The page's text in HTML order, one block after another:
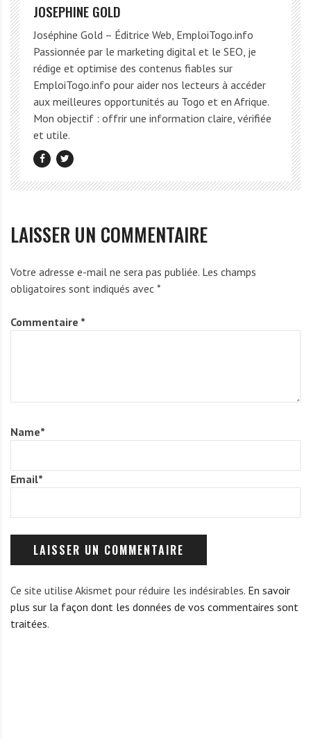
JOSEPHINE GOLD
Joséphine Gold – Éditrice Web, EmploiTogo.info
Passionnée par le marketing digital et le SEO, je
rédige et optimise des contenus fiables sur
EmploiTogo.info pour aider nos lecteurs à accéder
aux meilleures opportunités au Togo et en Afrique.
Mon objectif : offrir une information claire, vérifiée
et utile.
LAISSER UN COMMENTAIRE
Votre adresse e-mail ne sera pas publiée. Les champs
obligatoires sont indiqués avec *
Commentaire *
Name*
Email*
Ce site utilise Akismet pour réduire les indésirables. En savoir
plus sur la façon dont les données de vos commentaires sont
traitées.